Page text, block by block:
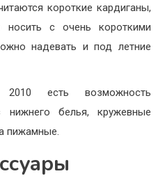
короткие кардиганы,
с очень короткими
надевать и под летние
есть возможность
нижнего белья, кружевные
пижамные.